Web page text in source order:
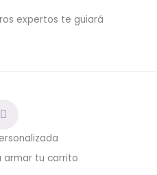
expertos te guiará
armar tu carrito